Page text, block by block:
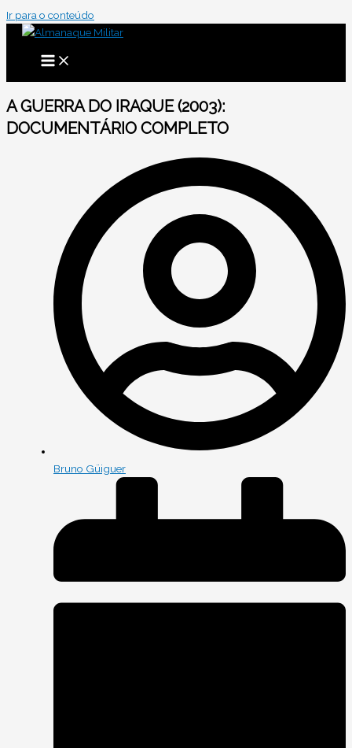
Ir para o conteúdo
A GUERRA DO IRAQUE (2003):
DOCUMENTÁRIO COMPLETO
Bruno Güiguer